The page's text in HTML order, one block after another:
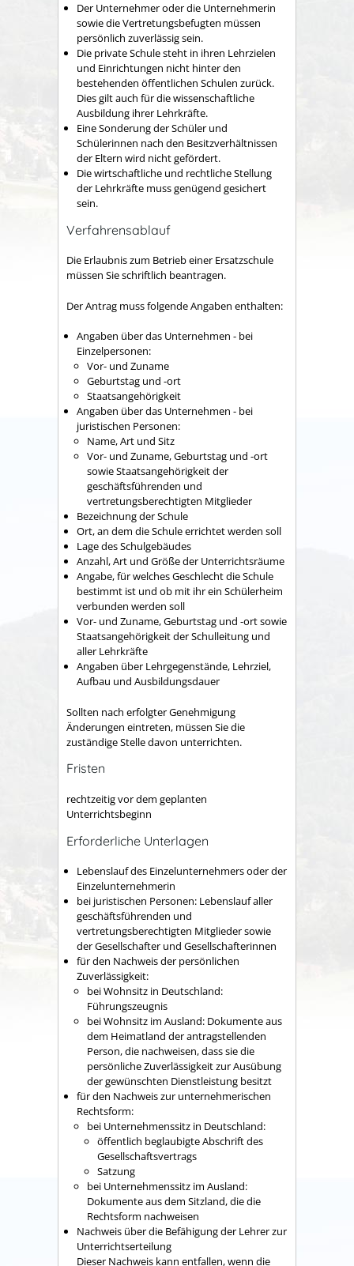
Der Unternehmer oder die Unternehmerin
sowie die Vertretungsbefugten müssen
persönlich zuverlässig sein.
Die private Schule steht in ihren Lehrzielen
und Einrichtungen nicht hinter den
bestehenden öffentlichen Schulen zurück.
Dies gilt auch für die wissenschaftliche
Ausbildung ihrer Lehrkräfte.
Eine Sonderung der Schüler und
Schülerinnen nach den Besitzverhältnissen
der Eltern wird nicht gefördert.
Die wirtschaftliche und rechtliche Stellung
der Lehrkräfte muss genügend gesichert
sein.
Verfahrensablauf
Die Erlaubnis zum Betrieb einer Ersatzschule
müssen Sie schriftlich beantragen.
Der Antrag muss folgende Angaben enthalten:
Angaben über das Unternehmen - bei
Einzelpersonen:
Vor- und Zuname
Geburtstag und -ort
Staatsangehörigkeit
Angaben über das Unternehmen - bei
juristischen Personen:
Name, Art und Sitz
Vor- und Zuname, Geburtstag und -ort
sowie Staatsangehörigkeit der
geschäftsführenden und
vertretungsberechtigten Mitglieder
Bezeichnung der Schule
Ort, an dem die Schule errichtet werden soll
Lage des Schulgebäudes
Anzahl, Art und Größe der Unterrichtsräume
Angabe, für welches Geschlecht die Schule
bestimmt ist und ob mit ihr ein Schülerheim
verbunden werden soll
Vor- und Zuname, Geburtstag und -ort sowie
Staatsangehörigkeit der Schulleitung und
aller Lehrkräfte
Angaben über Lehrgegenstände, Lehrziel,
Aufbau und Ausbildungsdauer
Sollten nach erfolgter Genehmigung
Änderungen eintreten, müssen Sie die
zuständige Stelle davon unterrichten.
Fristen
rechtzeitig vor dem geplanten
Unterrichtsbeginn
Erforderliche Unterlagen
Lebenslauf des Einzelunternehmers oder der
Einzelunternehmerin
bei juristischen Personen: Lebenslauf aller
geschäftsführenden und
vertretungsberechtigten Mitglieder sowie
der Gesellschafter und Gesellschafterinnen
für den Nachweis der persönlichen
Zuverlässigkeit:
bei Wohnsitz in Deutschland:
Führungszeugnis
bei Wohnsitz im Ausland: Dokumente aus
dem Heimatland der antragstellenden
Person, die nachweisen, dass sie die
persönliche Zuverlässigkeit zur Ausübung
der gewünschten Dienstleistung besitzt
für den Nachweis zur unternehmerischen
Rechtsform:
bei Unternehmenssitz in Deutschland:
öffentlich beglaubigte Abschrift des
Gesellschaftsvertrags
Satzung
bei Unternehmenssitz im Ausland:
Dokumente aus dem Sitzland, die die
Rechtsform nachweisen
Nachweis über die Befähigung der Lehrer zur
Unterrichtserteilung
Dieser Nachweis kann entfallen, wenn die